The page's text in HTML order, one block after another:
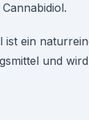
ist ein
und